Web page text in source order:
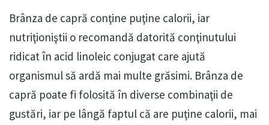
Brânza de capră conţine puţine calorii, iar
nutriţioniştii o recomandă datorită conţinutului
ridicat în acid linoleic conjugat care ajută
organismul să ardă mai multe grăsimi. Brânza de
capră poate fi folosită în diverse combinaţii de
gustări, iar pe lângă faptul că are puţine calorii, mai